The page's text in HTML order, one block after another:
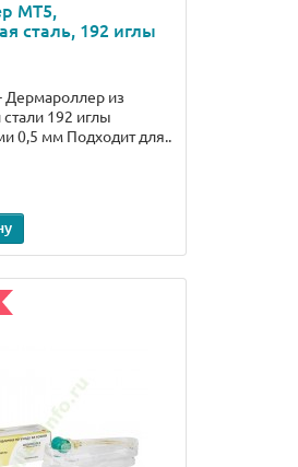
MT5,
сталь, 192 иглы
Дермароллер из
192 иглы
0,5 мм Подходит для..